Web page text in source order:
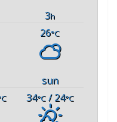
3h
26°C
sun
34°C/ 24°C